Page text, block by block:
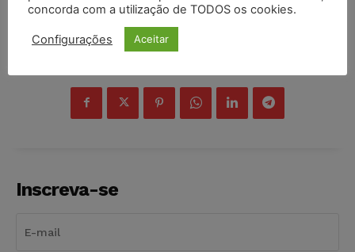
Inscreva-se
concorda com a utilização de TODOS os cookies.
Configurações Aceitar